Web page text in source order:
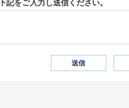
記をご入力し送信ください。